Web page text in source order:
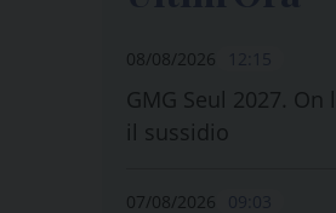
08/08/2026
GMG Seul 2027.
il sussidio
07/08/2026